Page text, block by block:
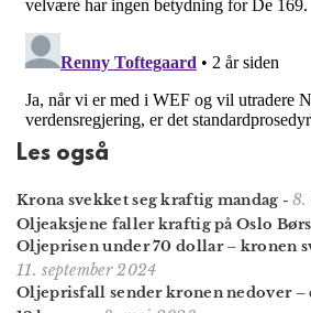
Les også
Krona svekket seg kraftig mandag - 8.
Oljeaksjene faller kraftig på Oslo Børs
Oljeprisen under 70 dollar – kronen
11. september 2024
Oljeprisfall sender kronen nedover –